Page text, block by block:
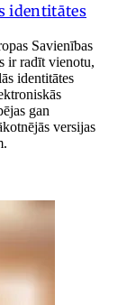
identitātes
Savienības
ir radīt vienotu,
identitātes
gan
versijas